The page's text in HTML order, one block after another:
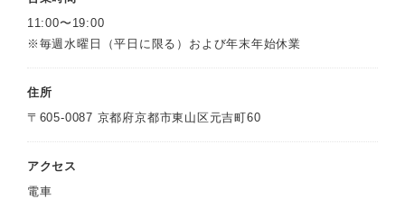
11:00〜19:00
※毎週水曜日（平日に限る）および年末年始休業
住所
〒605-0087 京都府京都市東山区元吉町60
アクセス
電車